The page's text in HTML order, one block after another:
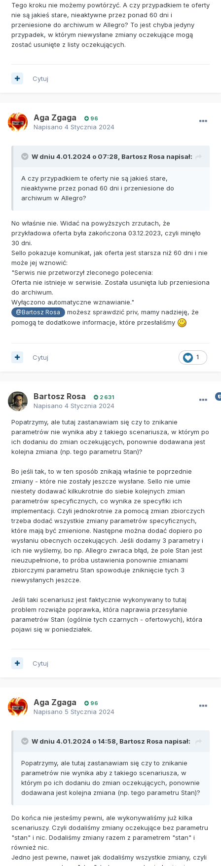
Tego kroku nie możemy powtórzyć. A czy przypadkiem te oferty
nie są jakieś stare, nieaktywne przez ponad 60 dni i
przeniesione do archiwum w Allegro? To jest chyba jedyny
przypadek, w którym niewysłane zmiany oczekujące mogą
zostać usunięte z listy oczekujących.
Cytuj
Aga Zgaga 96
Napisano 4 Stycznia 2024
W dniu 4.01.2024 o 07:28, Bartosz Rosa napisał:
A czy przypadkiem te oferty nie są jakieś stare,
nieaktywne przez ponad 60 dni i przeniesione do
archiwum w Allegro?
No właśnie nie. Widać na powyższych zrzutach, że
przykładowa oferta była zakończona 03.12.2023, czyli minęło
30 dni.
Sello pokazuje komunikat, jak oferta jest starsza niż 60 dni i nie
może jej wznowić:
"Serwis nie przetworzył zleconego polecenia:
Oferta nie istnieje w serwisie. Została usunięta lub przeniesiona
do archiwum.
Wyłączono automatyczne wznawianie."
@Bartosz Rosa
możesz sprawdzić priv, mamy nadzieję, że
pomogą te dodatkowe informacje, które przesłaliśmy
1
Cytuj
Bartosz Rosa 2 631
Napisano 4 Stycznia 2024
Popatrzymy, ale tutaj zastanawiam się czy to znikanie
parametrów nie wynika aby z takiego scenariusza, w którym po
ich dodaniu do zmian oczekujących, ponownie dodawana jest
kolejna zmiana (np. tego parametru Stan)?
Bo jeśli tak, to w ten sposób znikają właśnie te poprzednie
zmiany - które nie zostały jeszcze wysłane. Sello nie umie
niestety dodawać kilkukrotnie do siebie kolejnych zmian
parametrów specyficznych, co wynika ze specyfiki ich
implementacji. Czyli jednokrotnie za pomocą zmian zbiorczych
trzeba dodać wszystkie zmiany parametrów specyficznych,
które mają być zmienione. Następne można dodać dopiero po
wysłaniu obecnych oczekujących. Jeśli dodamy 3 parametry i
ich nie wyślemy, bo np. Allegro zwraca błąd, że pole Stan jest
nieuzupełnione, to próba ustawienia ponownie zmianami
zbiorczymi parametru Stan spowoduje zniknięcie tych 3
niewysłanych jeszcze.
Jeśli taki scenariusz jest faktycznie wykonywany to tutaj
problem rozwiąże poprawka, która naprawia przesyłanie
parametrów Stan (ogólnie tych czarnych - ofertowych), która
pojawi się w poniedziałek.
Cytuj
Aga Zgaga 96
Napisano 5 Stycznia 2024
W dniu 4.01.2024 o 14:58, Bartosz Rosa napisał:
Popatrzymy, ale tutaj zastanawiam się czy to znikanie
parametrów nie wynika aby z takiego scenariusza, w
którym po ich dodaniu do zmian oczekujących, ponownie
dodawana jest kolejna zmiana (np. tego parametru Stan)?
Do końca nie jesteśmy pewni, ale wykonywaliśmy już kilka
scenariuszy. Czyli dodaliśmy zmiany oczekujące bez parametru
"stan" i nic. Dodaliśmy zmiany razem z parametrem "stan" i
również nic.
Jedno jest pewne, nawet jak dodaliśmy wszystkie zmiany, czyli